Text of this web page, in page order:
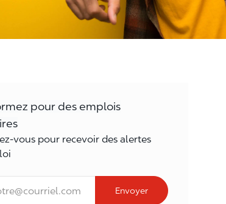
pour des emplois
vous pour recevoir des alertes
Envoyer